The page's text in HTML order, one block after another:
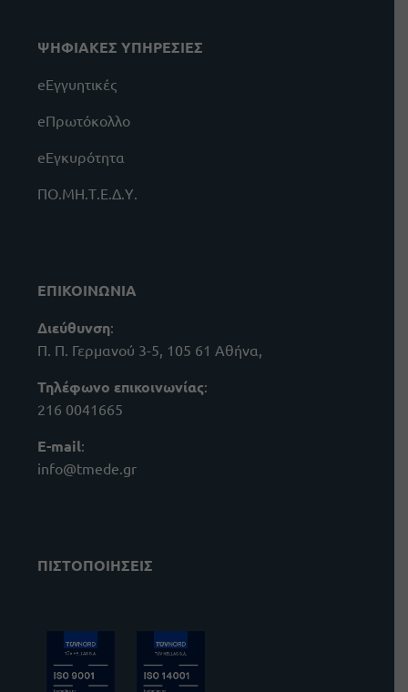
ΨΗΦΙΑΚΕΣ ΥΠΗΡΕΣΙΕΣ
eΕγγυητικές
eΠρωτόκολλο
eΕγκυρότητα
ΠΟ.ΜΗ.Τ.Ε.Δ.Υ.
ΕΠΙΚΟΙΝΩΝΙΑ
Διεύθυνση:
Π. Π. Γερμανού 3-5, 105 61 Αθήνα,
Τηλέφωνο επικοινωνίας:
216 0041665
E-mail:
info@tmede.gr
ΠΙΣΤΟΠΟΙΗΣΕΙΣ